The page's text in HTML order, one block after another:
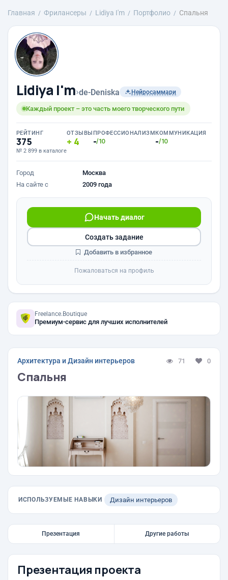
Главная Фрилансеры Lidiya I'm Портфолио Спальня
Lidiya I'm›de-Deniska Нейросаммари
Каждый проект – это часть моего творческого пути
РЕЙТИНГ
375
№ 2 899 в каталоге
ОТЗЫВЫ
4
ПРОФЕССИОНАЛИЗМ
-/10
КОММУНИКАЦИЯ
-/10
Город
Москва
На сайте с
2009 года
Начать диалог
Создать задание
Добавить в избранное
Пожаловаться на профиль
Freelance.Boutique
Премиум-сервис для лучших исполнителей
Архитектура и Дизайн интерьеров 71 0
Спальня
ИСПОЛЬЗУЕМЫЕ НАВЫКИ Дизайн интерьеров
Презентация Другие работы
Презентация проекта